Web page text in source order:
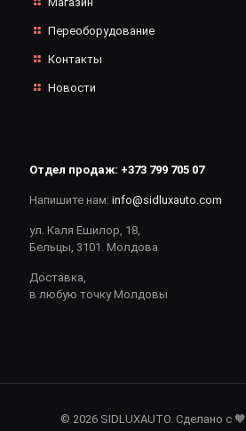
Переоборудование
Контакты
Новости
Отдел продаж: +373 799 705 07
Напишите нам: info@sidluxauto.com
ул. Каля Ешилор, 18,
Бельцы, 3101. Молдова
Доставка,
в любую точку Молдовы
© 2026 SIDLUXAUTO. Сделано с 🧡